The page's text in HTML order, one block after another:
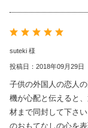
suteki 様
投稿日：2018年09月29日
子供の外国人の恋人
機が心配と伝えると
材まで同封して下さ
のおもてなしの心を